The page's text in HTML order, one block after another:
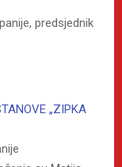
predsjednik
„ZIPKA